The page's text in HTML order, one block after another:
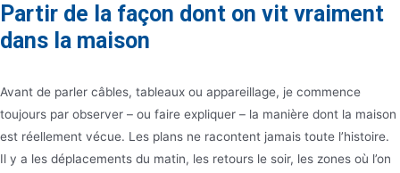
Partir de la façon dont on vit vraiment
dans la maison
Avant de parler câbles, tableaux ou appareillage, je commence
toujours par observer – ou faire expliquer – la manière dont la maison
est réellement vécue. Les plans ne racontent jamais toute l’histoire.
Il y a les déplacements du matin, les retours le soir, les zones où l’on